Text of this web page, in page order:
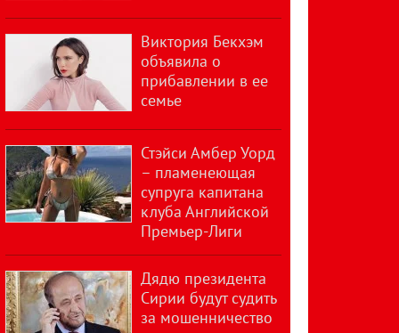
Виктория Бекхэм
объявила о
прибавлении в ее
семье
Стэйси Амбер Уорд
– пламенеющая
супруга капитана
клуба Английской
Премьер-Лиги
Дядю президента
Сирии будут судить
за мошенничество